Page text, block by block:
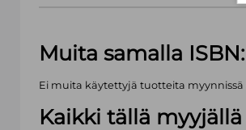
Muita samalla
Ei muita käytettyjä tuotteita myynnissä
Kaikki tällä